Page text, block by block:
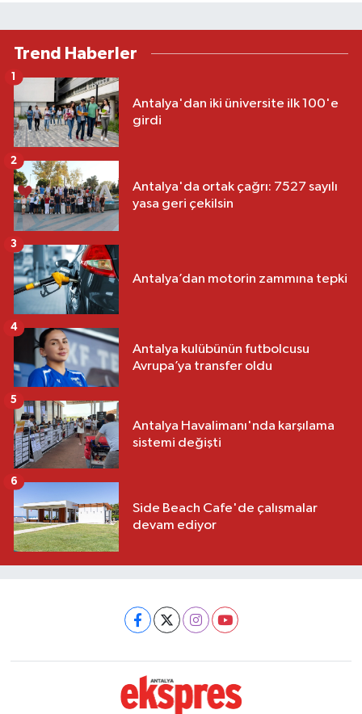
Trend Haberler
Antalya'dan iki üniversite ilk 100'e
girdi
1
Antalya'da ortak çağrı: 7527 sayılı
yasa geri çekilsin
2
Antalya’dan motorin zammına tepki
3
Antalya kulübünün futbolcusu
Avrupa’ya transfer oldu
4
Antalya Havalimanı'nda karşılama
sistemi değişti
5
Side Beach Cafe'de çalışmalar
devam ediyor
6